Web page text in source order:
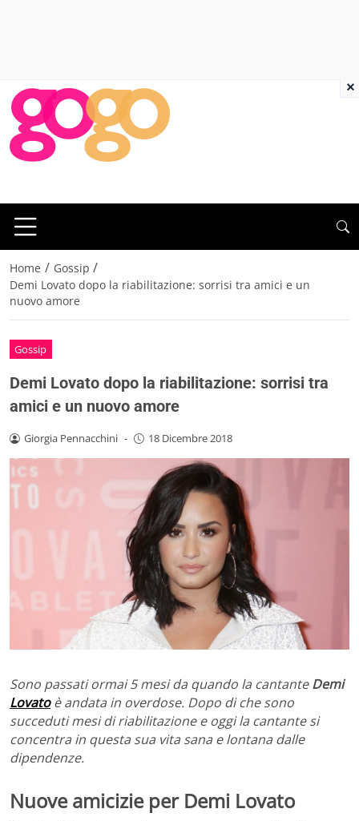
Home / Gossip /
Demi Lovato dopo la riabilitazione: sorrisi tra amici e un
nuovo amore
Gossip
Demi Lovato dopo la riabilitazione: sorrisi tra
amici e un nuovo amore
Giorgia Pennacchini - 18 Dicembre 2018
Sono passati ormai 5 mesi da quando la cantanteDemi
Lovatoè andata in overdose. Dopo di che sono
succeduti mesi di riabilitazione e oggi la cantante si
concentra in questa sua vita sana e lontana dalle
dipendenze.
Nuove amicizie per Demi Lovato
×